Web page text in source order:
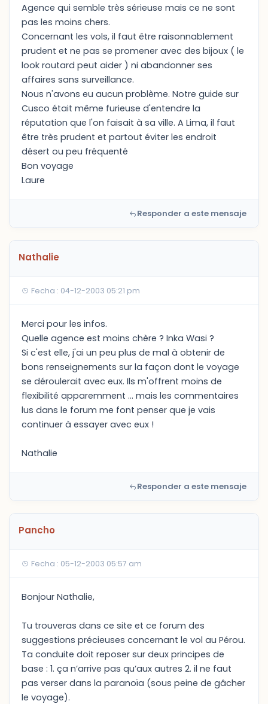
Agence qui semble très sérieuse mais ce ne sont
pas les moins chers.
Concernant les vols, il faut être raisonnablement
prudent et ne pas se promener avec des bijoux ( le
look routard peut aider ) ni abandonner ses
affaires sans surveillance.
Nous n'avons eu aucun problème. Notre guide sur
Cusco était même furieuse d'entendre la
réputation que l'on faisait à sa ville. A Lima, il faut
être très prudent et partout éviter les endroit
désert ou peu fréquenté
Bon voyage
Laure
Responder a este mensaje
Nathalie
Fecha : 04-12-2003 05:21 pm
Merci pour les infos.
Quelle agence est moins chère ? Inka Wasi ?
Si c'est elle, j'ai un peu plus de mal à obtenir de
bons renseignements sur la façon dont le voyage
se déroulerait avec eux. Ils m'offrent moins de
flexibilité apparemment ... mais les commentaires
lus dans le forum me font penser que je vais
continuer à essayer avec eux !
Nathalie
Responder a este mensaje
Pancho
Fecha : 05-12-2003 05:57 am
Bonjour Nathalie,
Tu trouveras dans ce site et ce forum des
suggestions précieuses concernant le vol au Pérou.
Ta conduite doit reposer sur deux principes de
base : 1. ça n’arrive pas qu’aux autres 2. il ne faut
pas verser dans la paranoïa (sous peine de gâcher
le voyage).